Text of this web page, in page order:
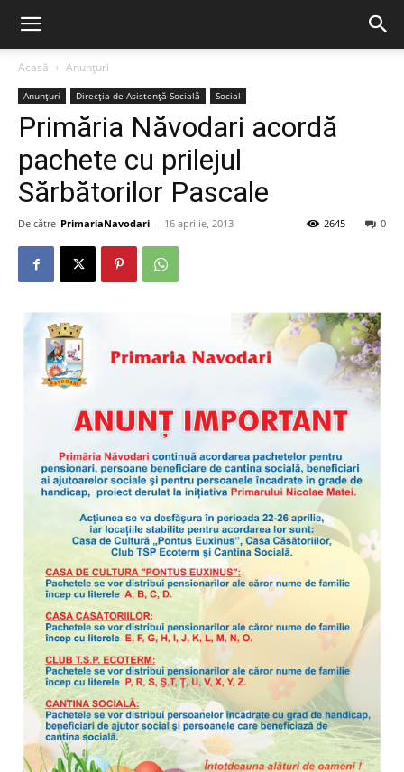
Acasă Anunțuri
Anunțuri Direcția de Asistență Socială Social
Primăria Năvodari acordă
pachete cu prilejul
Sărbătorilor Pascale
De către PrimariaNavodari - 16 aprilie, 2013 0
2645